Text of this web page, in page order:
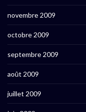
novembre 2009
octobre 2009
septembre 2009
août 2009
juillet 2009